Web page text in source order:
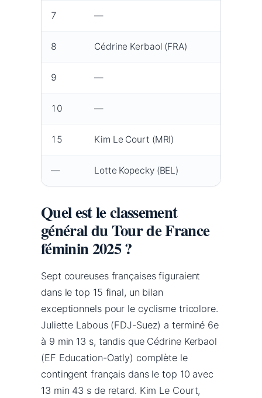
7 —
8 Cédrine Kerbaol (FRA)
9 —
10 —
15 Kim Le Court (MRI)
— Lotte Kopecky (BEL)
Quel est le classement
général du Tour de France
féminin 2025 ?
Sept coureuses françaises figuraient
dans le top 15 final, un bilan
exceptionnels pour le cyclisme tricolore.
Juliette Labous (FDJ-Suez) a terminé 6e
à 9 min 13 s, tandis que Cédrine Kerbaol
(EF Education-Oatly) complète le
contingent français dans le top 10 avec
13 min 43 s de retard. Kim Le Court,